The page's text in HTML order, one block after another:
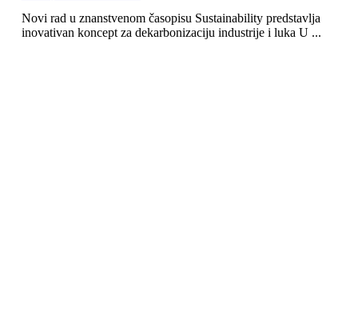
Novi rad u znanstvenom časopisu Sustainability predstavlja
inovativan koncept za dekarbonizaciju industrije i luka U ...